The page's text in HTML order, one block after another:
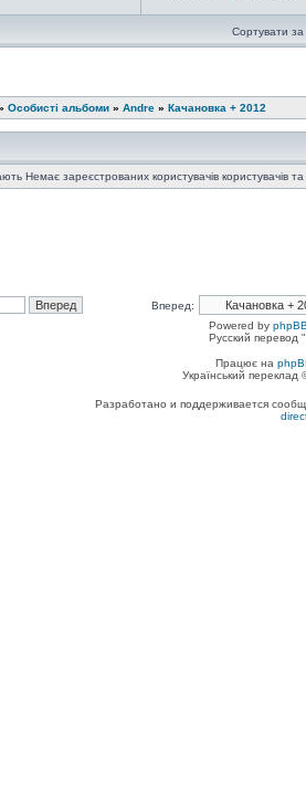
Сортувати за
Особисті альбоми » Andre » Качановка + 2012
Немає зареєстрованих користувачів користувачів та
Вперед:
Powered by
Русский перевод
Працює на
Український
Разработано и поддерживается